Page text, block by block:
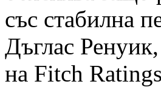
със стабилна
Дъглас
на Fitch